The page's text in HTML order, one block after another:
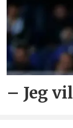
– Jeg